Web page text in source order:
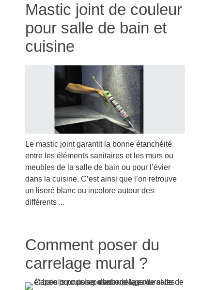
Mastic joint de couleur
pour salle de bain et
cuisine
Le mastic joint garantit la bonne étanchéité
entre les éléments sanitaires et les murs ou
meubles de la salle de bain ou pour l’évier
dans la cuisine. C’est ainsi que l’on retrouve
un liseré blanc ou incolore autour des
différents ...
Comment poser du
carrelage mural ?